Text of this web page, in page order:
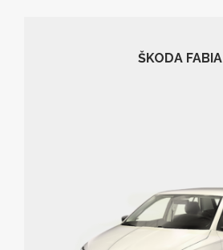
ŠKODA FABIA